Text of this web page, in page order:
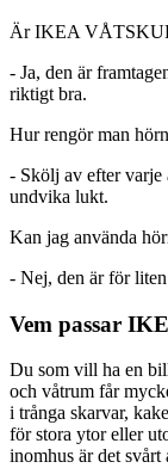
Är IKEA
- Ja, den är
riktigt bra.
Hur rengör man
- Skölj av efter varje
undvika lukt.
Kan jag använda
- Nej, den är för
Vem passar
Du som vill ha en
och våtrum får
i trånga skarvar,
för stora ytor eller
inomhus är det svårt